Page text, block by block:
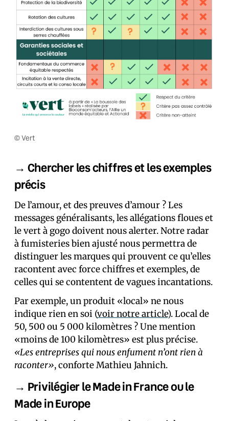
© Vert
→ Chercher les chiffres et les exemples
précis
De l’amour, et des preuves d’amour ? Les
messages généralisants, les allégations floues et
le vert à gogo doivent nous alerter. Notre radar
à fumisteries bien ajusté nous permettra de
distinguer les marques qui prouvent ce qu’elles
racontent avec force chiffres et exemples, de
celles qui se contentent de vagues incantations.
Par exemple, un produit «local» ne nous
indique rien en soi (voir notre article). Local de
50, 500 ou 5 000 kilomètres ? Une mention
«moins de 100 kilomètres» est plus précise.
«Les entreprises qui nous enfument n’ont rien à
raconter», conforte Mathieu Jahnich.
→ Privilégier le Made in France ou le
Made in Europe